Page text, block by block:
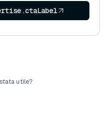
utile?